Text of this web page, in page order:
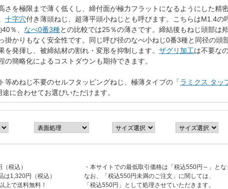
さを極限まで薄く低くし、締付面が極力フラットになるようにした精
十字穴付き薄頭ねじ、超薄平頭小ねじとも呼びます。こちらはM1.4
％、 なべ0番3種との比較では25％の薄さです。締結後もねじ頭部は
掛かりもなく安全性です。同じ呼び径のなべ小ねじ0番3種と同径の
を発揮し、被締結材の割れ・変形を抑制します。 ザグリ加工は不要な
の簡略化によるコストダウンも期待できます。
等めねじ不要のセルフタッピングねじ、極薄タイプの「ラミクス タッ
途に合わせてお選びいただけます。
税込）
1,320円（税込）
上で送料無料！
・本サイトでの最低取引価格は「税込550円～」とな
なお、「税込550円未満のご注文」に関しては、
「税込550円」として処理させていただきます。